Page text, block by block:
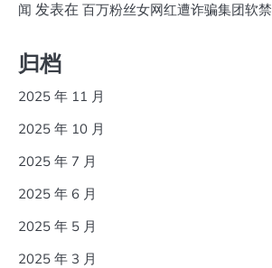
闻 发表在 百万粉丝女网红遭诈骗集团软禁
归档
2025 年 11 月
2025 年 10 月
2025 年 7 月
2025 年 6 月
2025 年 5 月
2025 年 3 月